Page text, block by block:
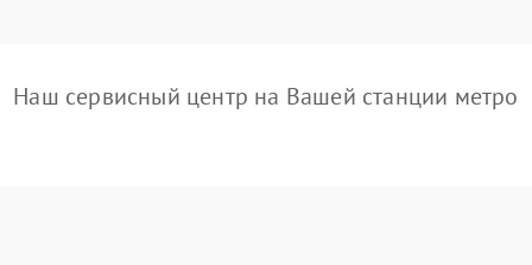
Наш сервисный центр на Вашей станции метро